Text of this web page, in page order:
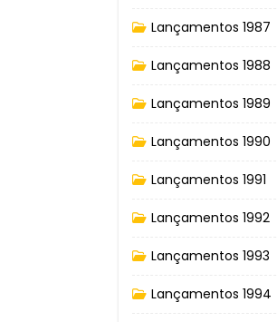
Lançamentos 1987
Lançamentos 1988
Lançamentos 1989
Lançamentos 1990
Lançamentos 1991
Lançamentos 1992
Lançamentos 1993
Lançamentos 1994